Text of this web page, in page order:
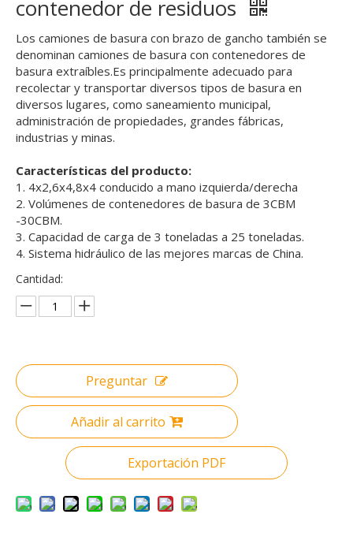
contenedor de residuos
Los camiones de basura con brazo de gancho también se
denominan camiones de basura con contenedores de
basura extraíbles.Es principalmente adecuado para
recolectar y transportar diversos tipos de basura en
diversos lugares, como saneamiento municipal,
administración de propiedades, grandes fábricas,
industrias y minas.
Características del producto:
1. 4x2,6x4,8x4 conducido a mano izquierda/derecha
2. Volúmenes de contenedores de basura de 3CBM
-30CBM.
3. Capacidad de carga de 3 toneladas a 25 toneladas.
4. Sistema hidráulico de las mejores marcas de China.
Cantidad:
Preguntar
Añadir al carrito
Exportación PDF